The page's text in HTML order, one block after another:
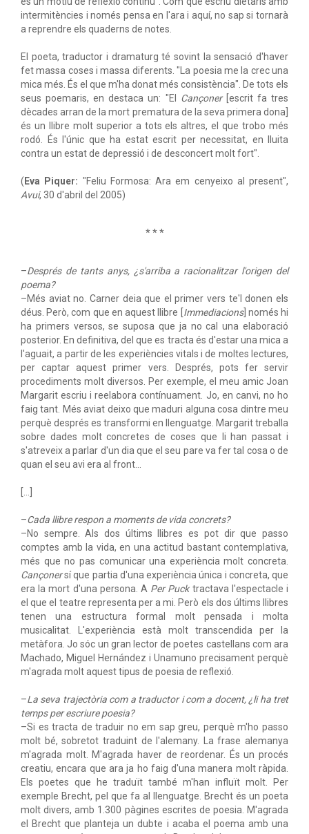
intermitències i només pensa en l'ara i aquí, no sap si tornarà
a reprendre els quaderns de notes.
El poeta, traductor i dramaturg té sovint la sensació d'haver
fet massa coses i massa diferents. "La poesia me la crec una
mica més. És el que m'ha donat més consistència". De tots els
seus poemaris, en destaca un: "El Cançoner[escrit fa tres
dècades arran de la mort prematura de la seva primera dona]
és un llibre molt superior a tots els altres, el que trobo més
rodó. És l'únic que ha estat escrit per necessitat, en lluita
contra un estat de depressió i de desconcert molt fort".
( Eva Piquer: "Feliu Formosa: Ara em cenyeixo al present",
Avui, 30 d'abril del 2005)
* * *
–Després de tants anys, ¿s'arriba a racionalitzar l'origen del
poema?
–Més aviat no. Carner deia que el primer vers te'l donen els
déus. Però, com que en aquest llibre [ Immediacions] només hi
ha primers versos, se suposa que ja no cal una elaboració
posterior. En definitiva, del que es tracta és d'estar una mica a
l'aguait, a partir de les experiències vitals i de moltes lectures,
per captar aquest primer vers. Després, pots fer servir
procediments molt diversos. Per exemple, el meu amic Joan
Margarit escriu i reelabora contínuament. Jo, en canvi, no ho
faig tant. Més aviat deixo que maduri alguna cosa dintre meu
perquè després es transformi en llenguatge. Margarit treballa
sobre dades molt concretes de coses que li han passat i
s'atreveix a parlar d'un dia que el seu pare va fer tal cosa o de
quan el seu avi era al front...
–Cada llibre respon a moments de vida concrets?
–No sempre. Als dos últims llibres es pot dir que passo
comptes amb la vida, en una actitud bastant contemplativa,
més que no pas comunicar una experiència molt concreta.
Cançonersí que partia d'una experiència única i concreta, que
era la mort d'una persona. A Per Pucktractava l'espectacle i
el que el teatre representa per a mi. Però els dos últims llibres
tenen una estructura formal molt pensada i molta
musicalitat. L'experiència està molt transcendida per la
metàfora. Jo sóc un gran lector de poetes castellans com ara
Machado, Miguel Hernández i Unamuno precisament perquè
m'agrada molt aquest tipus de poesia de reflexió.
–La seva trajectòria com a traductor i com a docent, ¿li ha tret
temps per escriure poesia?
–Si es tracta de traduir no em sap greu, perquè m'ho passo
molt bé, sobretot traduint de l'alemany. La frase alemanya
m'agrada molt. M'agrada haver de reordenar. És un procés
creatiu, encara que ara ja ho faig d'una manera molt ràpida.
Els poetes que he traduït també m'han influït molt. Per
exemple Brecht, pel que fa al llenguatge. Brecht és un poeta
molt divers, amb 1.300 pàgines escrites de poesia. M'agrada
el Brecht que planteja un dubte i acaba el poema amb una